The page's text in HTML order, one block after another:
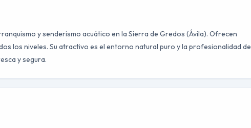
y senderismo acuático en la Sierra de Gredos (Ávila). Ofrecen
los niveles. Su atractivo es el entorno natural puro y la profesionalidad de
y segura.